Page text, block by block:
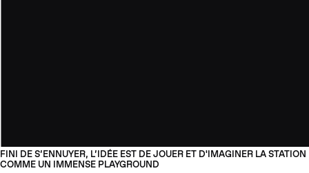
FINI DE S’ENNUYER, L’IDÉE EST DE JOUER ET D'IMAGINER LA STATION
COMME UN IMMENSE PLAYGROUND